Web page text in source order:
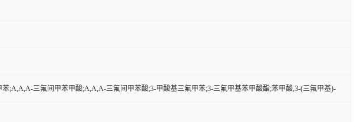
;Α,Α,Α-三氟间甲苯甲酸;Α,Α,Α-三氟间甲苯酸;3-甲酸基三氟甲苯;3-三氟甲基苯甲酸酯;苯甲酸,3-(三氟甲基)-